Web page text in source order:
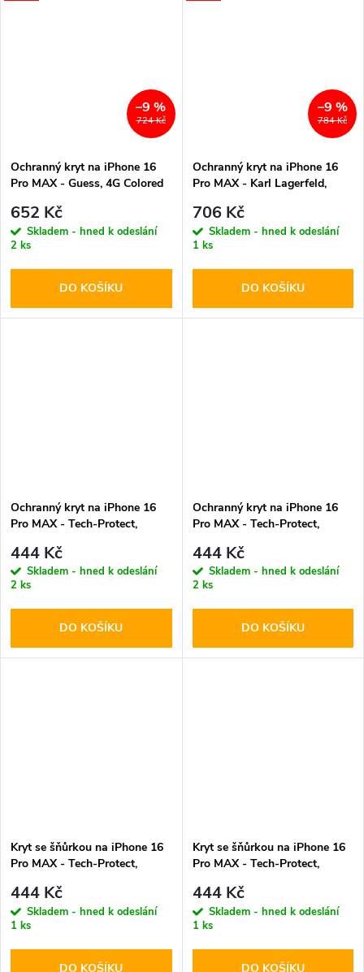
724 Kč
–9 %
Ochranný kryt na iPhone 16
Pro MAX - Guess, 4G Colored
652 Kč
Skladem - hned k odeslání
2 ks
DO KOŠÍKU
784 Kč
–9 %
Ochranný kryt na iPhone 16
Pro MAX - Karl Lagerfeld,
MagSafe Pink
706 Kč
Skladem - hned k odeslání
1 ks
DO KOŠÍKU
Ochranný kryt na iPhone 16
Pro MAX - Tech-Protect,
444 Kč
Skladem - hned k odeslání
2 ks
DO KOŠÍKU
Ochranný kryt na iPhone 16
Pro MAX - Tech-Protect,
444 Kč
Skladem - hned k odeslání
2 ks
DO KOŠÍKU
Kryt se šňůrkou na iPhone 16
Pro MAX - Tech-Protect,
Latte
444 Kč
Skladem - hned k odeslání
1 ks
DO KOŠÍKU
Kryt se šňůrkou na iPhone 16
Pro MAX - Tech-Protect,
444 Kč
Skladem - hned k odeslání
1 ks
DO KOŠÍKU